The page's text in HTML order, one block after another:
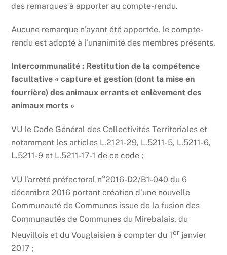
des remarques à apporter au compte-rendu.
Aucune remarque n’ayant été apportée, le compte-
rendu est adopté à l’unanimité des membres présents.
Intercommunalité : Restitution de la compétence
facultative « capture et gestion (dont la mise en
fourrière) des animaux errants et enlèvement des
animaux morts »
VU le Code Général des Collectivités Territoriales et
notamment les articles L.2121-29, L.5211-5, L.5211-6,
L.5211-9 et L.5211-17-1 de ce code ;
VU l’arrêté préfectoral n°2016-D2/B1-040 du 6
décembre 2016 portant création d’une nouvelle
Communauté de Communes issue de la fusion des
Communautés de Communes du Mirebalais, du
Neuvillois et du Vouglaisien à compter du 1er janvier
2017 ;